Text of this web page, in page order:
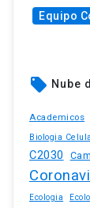
Equipo
local_offer Nube
Academicos
Biologia
C2030
Ecologia